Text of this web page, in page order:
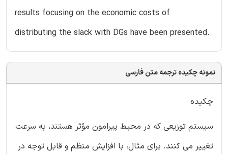
results focusing on the economic costs of
distributing the slack with DGs have been presented.
نمونه چکیده ترجمه متن فارسی
چکیده
سیستم توزیعی که در محیط پیرامون مؤثر هستند، به سرعت
تغییر می کنند. برای مثال، با افزایش منظم و قابل توجه در